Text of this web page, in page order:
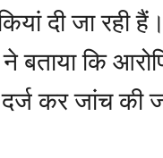
दी जा रही
बताया कि
कर जांच की